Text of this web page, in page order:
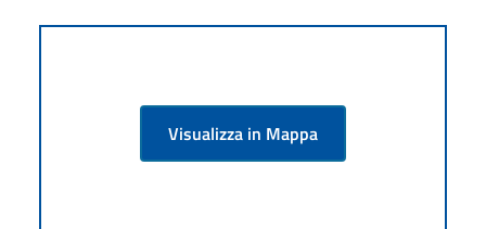
Visualizza in Mappa